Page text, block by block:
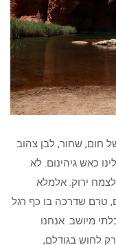
חום, שחור, לבן צהוב
כאש גיהינום. לא
לצמח ירוק. אלמלא
טרם שדרכה בו כף רגל
מיושב. אנחנו
לחוש בגודלם,